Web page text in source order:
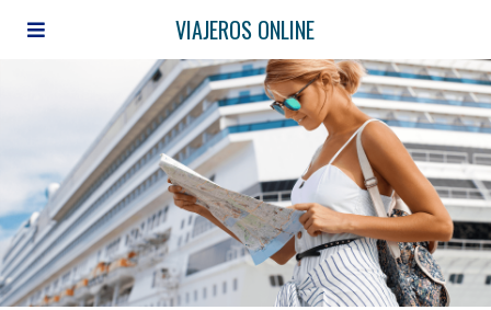
VIAJEROS ONLINE